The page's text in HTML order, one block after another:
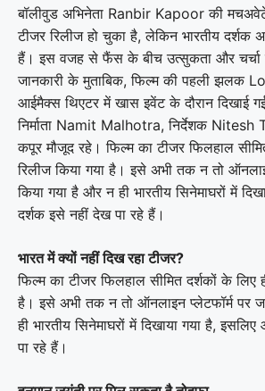
बॉलीवुड अभिनेता Ranbir Kapoor की
टीजर रिलीज हो चुका है, लेकिन भारतीय दर्शक
हैं। इस वजह से फैंस के बीच उत्सुकता और चर्चा
जानकारी के मुताबिक, फिल्म की पहली झलक
आईमैक्स थिएटर में खास इवेंट के दौरान दिखाई
निर्माता Namit Malhotra, निर्देशक
कपूर मौजूद रहे। फिल्म का टीजर फिलहाल
रिलीज किया गया है। इसे अभी तक न तो
किया गया है और न ही भारतीय सिनेमाघरों में
दर्शक इसे नहीं देख पा रहे हैं।
भारत में क्यों नहीं दिख रहा टीजर?
फिल्म का टीजर फिलहाल सीमित दर्शकों के लिए
है। इसे अभी तक न तो ऑनलाइन प्लेटफॉर्म पर
ही भारतीय सिनेमाघरों में दिखाया गया है,
पा रहे हैं।